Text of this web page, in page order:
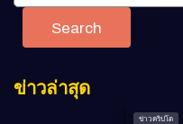
Search
ข่าวล่าสุด
ข่าวคริปโต